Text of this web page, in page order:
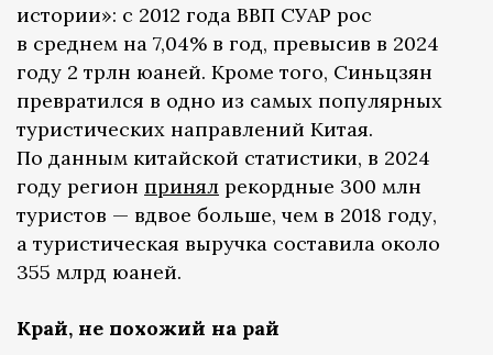
истории»: с 2012 года ВВП СУАР рос
в среднем на 7,04% в год, превысив в 2024
году 2 трлн юаней. Кроме того, Синьцзян
превратился в одно из самых популярных
туристических направлений Китая.
По данным китайской статистики, в 2024
году регион принял рекордные 300 млн
туристов — вдвое больше, чем в 2018 году,
а туристическая выручка составила около
355 млрд юаней.
Край, не похожий на рай